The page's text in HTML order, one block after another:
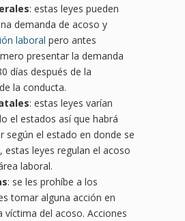
: estas leyes pueden
demanda de acoso y
laboral pero antes
presentar la demanda
días después de la
la conducta.
: estas leyes varían
el estados así que habrá
según el estado en donde se
estas leyes regulan el acoso
laboral.
: se les prohíbe a los
tomar alguna acción en
víctima del acoso. Acciones